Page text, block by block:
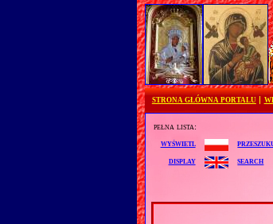
STRONA GŁÓWNA PORTALU
pełna lista:
wyświetl
display
search